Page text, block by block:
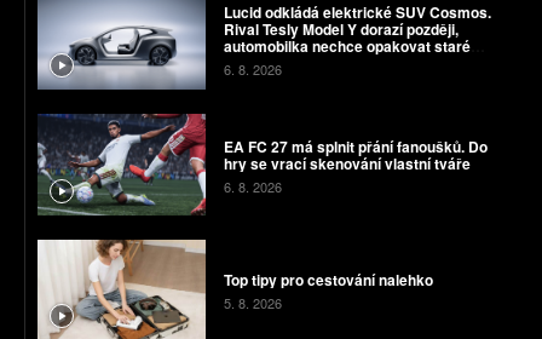
Lucid odkládá elektrické SUV Cosmos.
Rival Tesly Model Y dorazí později,
automobilka nechce opakovat staré
chyby
6. 8. 2026
EA FC 27 má splnit přání fanoušků. Do
hry se vrací skenování vlastní tváře
6. 8. 2026
Top tipy pro cestování nalehko
5. 8. 2026